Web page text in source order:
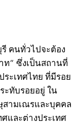
รี คนทั่วไปจะต้อง
ท” ซึ่งเป็นสถานที่
ะเทศไทย ที่มีรอย
ะทับรอยอยู่ ใน
สามเณรและบุคคล
และต่างประเทศ